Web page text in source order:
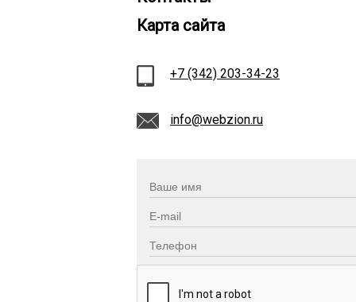
Карта сайта
+7 (342) 203-34-23
info@webzion.ru